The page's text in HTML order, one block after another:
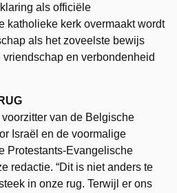
als officiële
katholieke kerk overmaakt wordt
als het zoveelste bewijs
en verbondenheid
voorzitter van de Belgische
Israël en de voormalige
Protestants-Evangelische
redactie. “Dit is niet anders te
in onze rug. Terwijl er ons